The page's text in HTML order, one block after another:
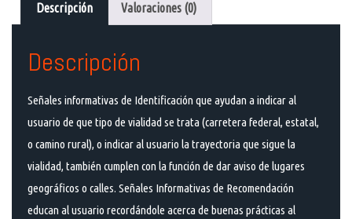
Descripción Valoraciones (0)
Descripción
Señales informativas de Identificación que ayudan a indicar al
usuario de que tipo de vialidad se trata (carretera federal, estatal,
o camino rural), o indicar al usuario la trayectoria que sigue la
vialidad, también cumplen con la función de dar aviso de lugares
geográficos o calles. Señales Informativas de Recomendación
educan al usuario recordándole acerca de buenas prácticas al